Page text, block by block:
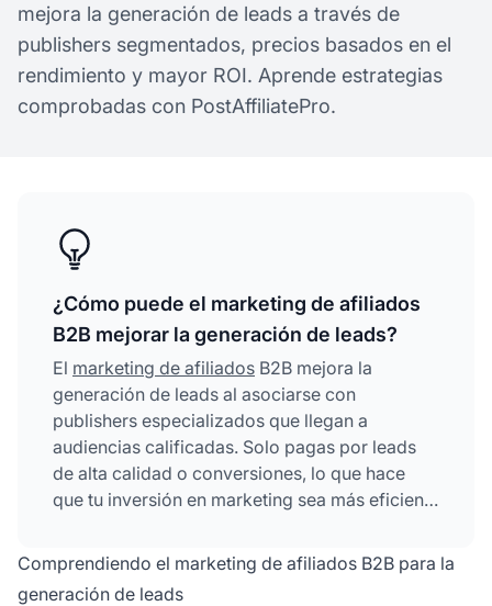
mejora la generación de leads a través de
publishers segmentados, precios basados en el
rendimiento y mayor ROI. Aprende estrategias
comprobadas con PostAffiliatePro.
¿Cómo puede el marketing de afiliados
B2B mejorar la generación de leads?
El marketing de afiliados B2B mejora la
generación de leads al asociarse con
publishers especializados que llegan a
audiencias calificadas. Solo pagas por leads
de alta calidad o conversiones, lo que hace
que tu inversión en marketing sea más eficiente
comparación con los métodos publicitarios
tradicionales.
Comprendiendo el marketing de afiliados B2B para la
generación de leads